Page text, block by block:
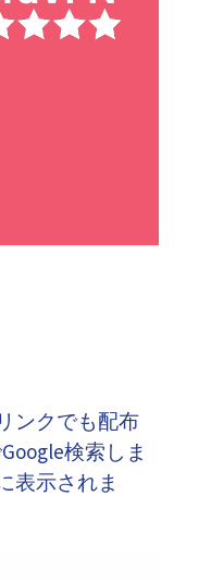
ンクでも配布
検索しま
表示されま